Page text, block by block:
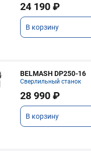
24 190 ₽
В корзину
BELMASH DP250-16
Сверлильный станок
28 990 ₽
В корзину